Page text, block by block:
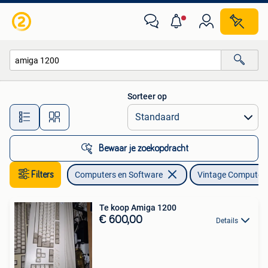
Alle afstanden…
Sorteer op
Bewaar je zoekopdracht
Filters Computers en Software Vintage
Te koop Amiga 1200
€ 600,00 Details